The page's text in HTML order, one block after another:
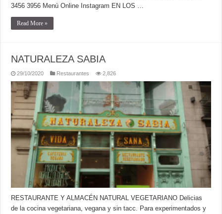
3456 3956 Menú Online Instagram EN LOS …
Read More »
NATURALEZA SABIA
29/10/2020 Restaurantes 2,826
RESTAURANTE Y ALMACÉN NATURAL VEGETARIANO Delicias
de la cocina vegetariana, vegana y sin tacc. Para experimentados y